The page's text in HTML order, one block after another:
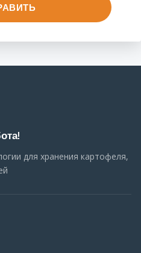
для хранения картофеля,